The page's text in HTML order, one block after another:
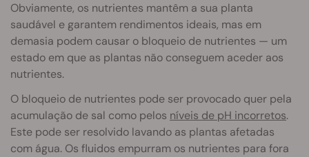
Obviamente, os nutrientes mantêm a sua planta
saudável e garantem rendimentos ideais, mas em
demasia podem causar o bloqueio de nutrientes — um
estado em que as plantas não conseguem aceder aos
nutrientes.
O bloqueio de nutrientes pode ser provocado quer pela
acumulação de sal como pelos níveis de pH incorretos.
Este pode ser resolvido lavando as plantas afetadas
com água. Os fluidos empurram os nutrientes para fora